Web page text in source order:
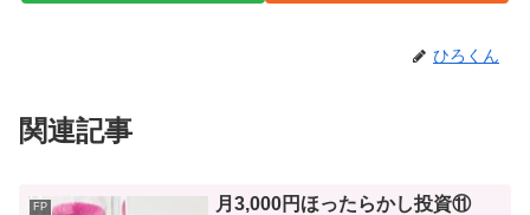
ひろくん
関連記事
FP 月3,000円ほったらかし投資⑪